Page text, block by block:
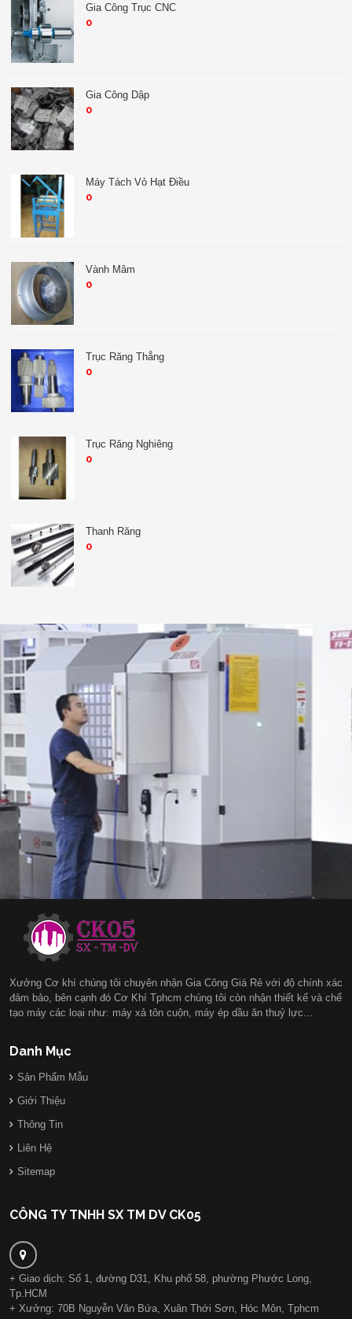
Gia Công Trục CNC
0
Gia Công Dập
0
Máy Tách Vỏ Hạt Điều
0
Vành Mâm
0
Trục Răng Thẳng
0
Trục Răng Nghiêng
0
Thanh Răng
0
Xưởng Cơ khí chúng tôi chuyên nhận Gia Công Giá Rẻ với độ chính xác
đảm bảo, bên cạnh đó Cơ Khí Tphcm chúng tôi còn nhận thiết kế và chế
tạo máy các loại như: máy xả tôn cuộn, máy ép dầu ăn thuỷ lực...
Danh Mục
Sản Phẩm Mẫu
Giới Thiệu
Thông Tin
Liên Hệ
Sitemap
CÔNG TY TNHH SX TM DV CK05
+ Giao dịch: Số 1, đường D31, Khu phố 58, phường Phước Long,
Tp.HCM
+ Xưởng: 70B Nguyễn Văn Bứa, Xuân Thới Sơn, Hóc Môn, Tphcm